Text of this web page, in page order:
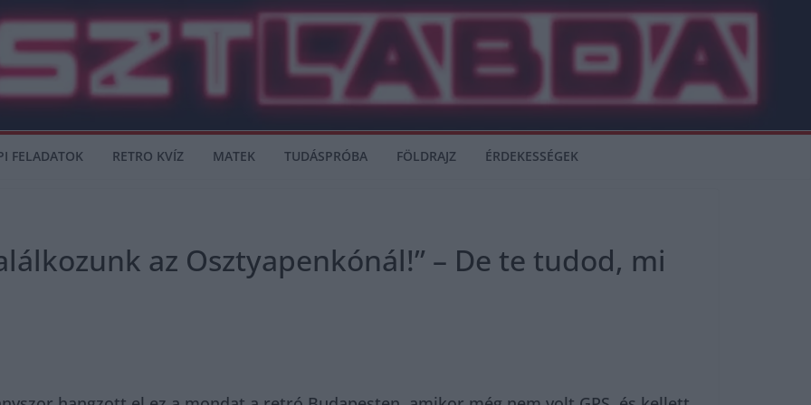
FELADATOK RETRO KVÍZ MATEK TUDÁSPRÓBA FÖLDRAJZ ÉRDEKESSÉGEK
az Osztyapenkónál!” – De te tudod, mi